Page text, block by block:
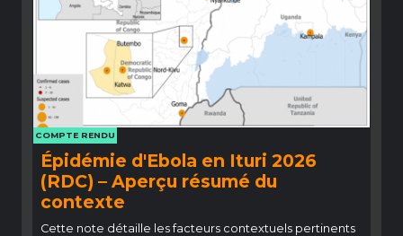
COMPTE RENDU
Épidémie d'Ebola en Ituri 2026
(RDC) – Aperçu résumé du
contexte
Cette note détaille les facteurs contextuels pertinents